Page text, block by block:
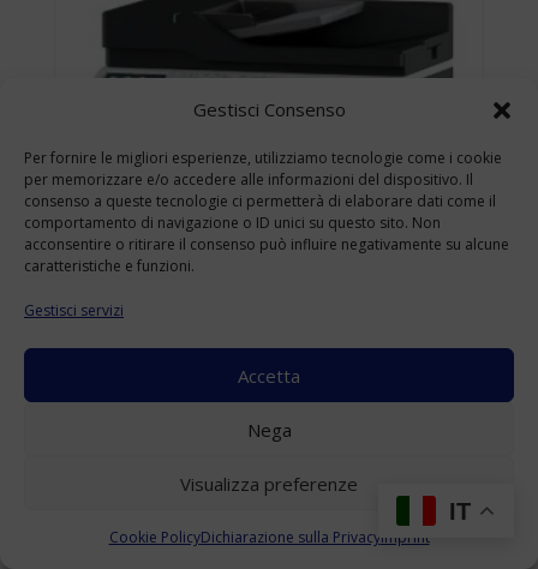
Gestisci Consenso
Per fornire le migliori esperienze, utilizziamo tecnologie come i cookie
per memorizzare e/o accedere alle informazioni del dispositivo. Il
consenso a queste tecnologie ci permetterà di elaborare dati come il
comportamento di navigazione o ID unici su questo sito. Non
acconsentire o ritirare il consenso può influire negativamente su alcune
caratteristiche e funzioni.
Gestisci servizi
Accetta
Nega
Visualizza preferenze
Cookie PolicyDichiarazione sulla PrivacyImprint
A4
Accedi per visualizzare i prezziIT